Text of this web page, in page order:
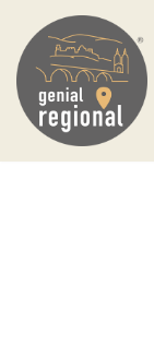
Zum
Inhalt
springen